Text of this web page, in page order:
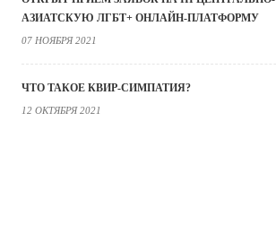
АЗИАТСКУЮ ЛГБТ+ ОНЛАЙН-ПЛАТФОРМУ
07 НОЯБРЯ 2021
ЧТО ТАКОЕ КВИР-СИМПАТИЯ?
12 ОКТЯБРЯ 2021